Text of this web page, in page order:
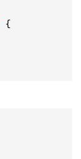
{